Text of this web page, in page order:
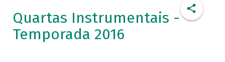
Quartas Instrumentais -
Temporada 2016